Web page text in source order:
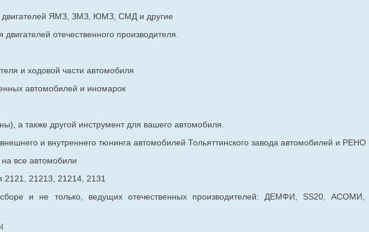
двигателей ЯМЗ, ЗМЗ, ЮМЗ, СМД и другие
отечественного производителя.
и ходовой части автомобиля
автомобилей и иномарок
а также другой инструмент для вашего автомобиля.
и внутреннего тюнинга автомобилей Тольяттинского завода автомобилей и
все автомобили
21213, 21214, 2131
и не только, ведущих отечественных производителей: ДЕМФИ, SS20, АСОМИ,